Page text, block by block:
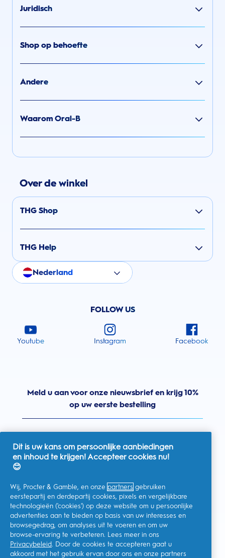
Juridisch
Shop op behoefte
Andere
Waarom Oral-B
Over de winkel
THG Shop
THG Help
Nederland
FOLLOW US
Youtube Instagram Facebook
Meld u aan voor onze nieuwsbrief en krijg 10%
op uw eerste bestelling
Ik geef toestemming voor het ontvangen van
gepersonaliseerde communicatie met betrekking tot
aanbiedingen, nieuws en andere promotionele initiatieven van
Oral-B en andere P&G-merkenvia e-mail en online kanalen. Ik
kan me op elk momentafmelden.
Procter & Gamble, als verwerkingsverantwoordelijke, zal uw
persoonlijke gegevens verwerken zodat u zich bij deze site kunt
Dit is uw kans om persoonlijke aanbiedingen
en inhoud te krijgen! Accepteer cookies nu!
😊
Wij, Procter & Gamble, en onze partners gebruiken
eerstepartij en derdepartij cookies, pixels en vergelijkbare
technologieën ('cookies') op deze website om u persoonlijke
advertenties aan te bieden op basis van uw interesses en
browsegedrag, om analyses uit te voeren en om uw
browse-ervaring te verbeteren. Lees meer in ons
Privacybeleid. Door de cookies te accepteren gaat u
akkoord met het gebruik ervan door ons en onze partners